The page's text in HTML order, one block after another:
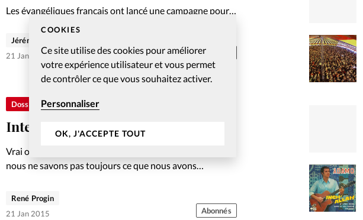
COOKIES
Ce site utilise des cookies pour améliorer
votre expérience utilisateur et vous permet
de contrôler ce que vous souhaitez activer.
Personnaliser
OK, J'ACCEPTE TOUT
Emploi
Les évangéliques français ont lancé une campagne pour
expliquer et promouvoir la liberté d’expression. Ce droit
fondamental semble particulièrement mis à mal lorsqu'il
s'agit d'expression religieuse. Enquête. Découvrez sur ce
site les autres articles de…
Jérémie Cavin
21 Jan 2015
Abonnés
Dossier
Interdit ou autorisé?
Vrai ou faux? Dans une société laïque ou sécularisée,
nous ne savons pas toujours ce que nous avons
concrètes passées au crible. Découvrez sur ce site…
René Progin
21 Jan 2015
Abonnés